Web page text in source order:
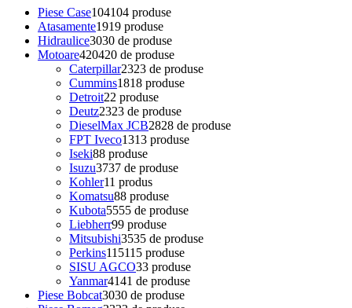
Piese Case104104 produse
Atasamente1919 produse
Hidraulice3030 de produse
Motoare420420 de produse
Caterpillar2323 de produse
Cummins1818 produse
Detroit22 produse
Deutz2323 de produse
DieselMax JCB2828 de produse
FPT Iveco1313 produse
Iseki88 produse
Isuzu3737 de produse
Kohler11 produs
Komatsu88 produse
Kubota5555 de produse
Liebherr99 produse
Mitsubishi3535 de produse
Perkins115115 produse
SISU AGCO33 produse
Yanmar4141 de produse
Piese Bobcat3030 de produse